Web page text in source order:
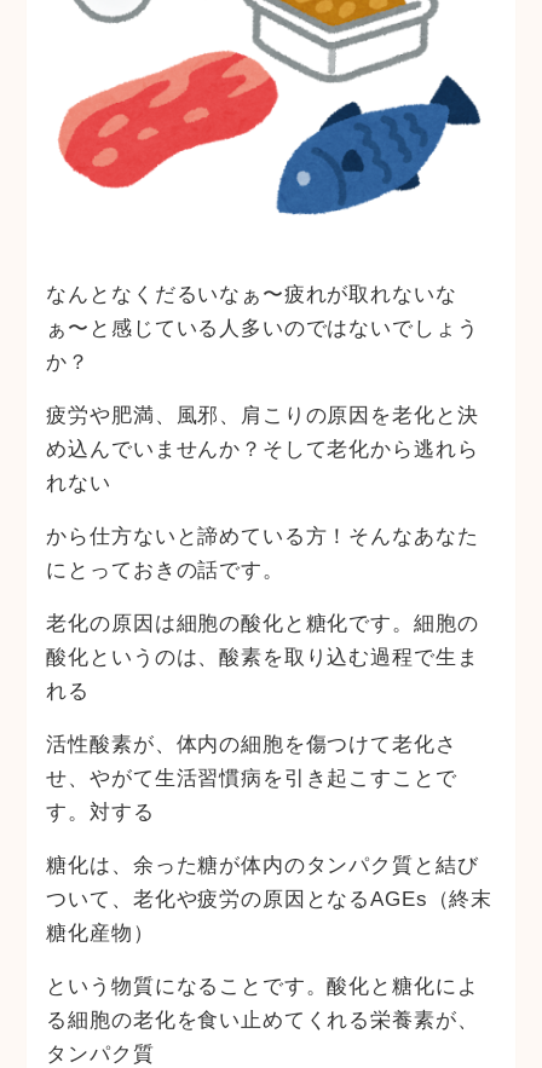
なんとなくだるいなぁ〜疲れが取れないな
ぁ〜と感じている人多いのではないでしょう
か？
疲労や肥満、風邪、肩こりの原因を老化と決
め込んでいませんか？そして老化から逃れら
れない
から仕方ないと諦めている方！そんなあなた
にとっておきの話です。
老化の原因は細胞の酸化と糖化です。細胞の
酸化というのは、酸素を取り込む過程で生ま
れる
活性酸素が、体内の細胞を傷つけて老化さ
せ、やがて生活習慣病を引き起こすことで
す。対する
糖化は、余った糖が体内のタンパク質と結び
ついて、老化や疲労の原因となるAGEs（終末
糖化産物）
という物質になることです。酸化と糖化によ
る細胞の老化を食い止めてくれる栄養素が、
タンパク質